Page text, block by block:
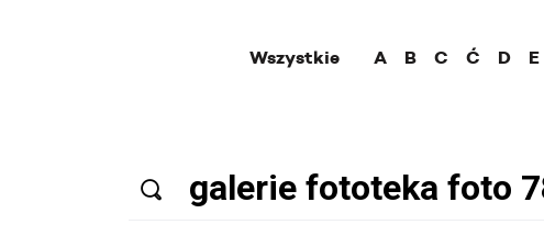
Wszystkie A B C Ć D E